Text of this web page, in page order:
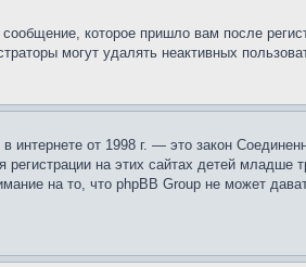
которое пришло вам после
могут удалять неактивных
интернете от 1998 г. — это закон
на этих сайтах детей младше
на то, что phpBB Group не может